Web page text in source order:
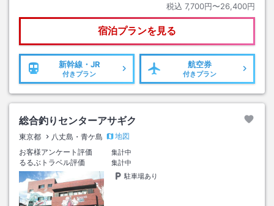
税込 7,700円〜26,400円
宿泊プランを見る
新幹線・JR
付きプラン
航空券
付きプラン
総合釣りセンターアサギク
東京都 八丈島・青ケ島
地図
お客様アンケート評価
集計中
るるぶトラベル評価
集計中
駐車場あり